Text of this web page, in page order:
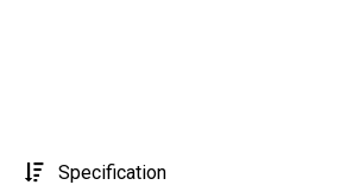
Specification